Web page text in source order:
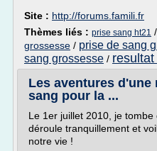
Site : http://forums.famili.fr
Thèmes liés : prise sang ht21 /
grossesse / prise de sang
sang grossesse /
Les aventures d'une
sang pour la ...
Le 1er juillet 2010, je
déroule tranquillement et
notre vie !